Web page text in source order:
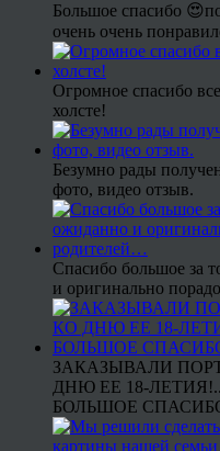
Большое спасибо
очень очень
Огромное спасибо
холсте!
Безумно рады
фото, видео отзыв.
Спасибо большое за
и оригинально
ЗАКАЗЫВАЛИ
ДНЮ ЕЕ 18-
БОЛЬШОЕ